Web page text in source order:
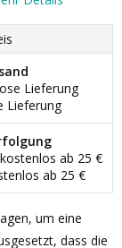
Lieferung
Lieferung
ab 25 €
ab 25 €
um eine
dass die